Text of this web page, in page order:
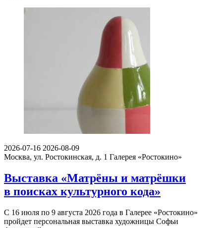
2026-07-16 2026-08-09
Москва, ул. Ростокинская, д. 1 Галерея «Ростокино»
Выставка «Матрёны и матрёшки
в поисках культурного кода»
С 16 июля по 9 августа 2026 года в Галерее «Ростокино»
пройдет персональная выставка художницы Софьи